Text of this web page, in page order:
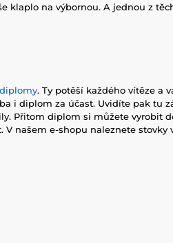
klaplo na výbornou. A jednou z
diplomy. Ty potěší každého vítěze a
i diplom za účast. Uvidíte pak tu
Přitom diplom si můžete vyrobit
našem e-shopu naleznete stovky